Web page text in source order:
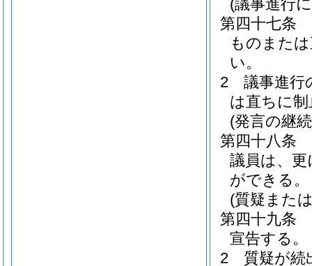
(議事進行
第四十七条
ものまた
い。
2
議事進行
は直ちに
(発言の継
第四十八条
議員は、
ができる。
(質疑また
第四十九条
宣告する。
2
質疑が続